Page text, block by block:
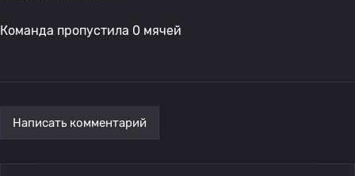
Команда пропустила 0 мячей
Написать комментарий